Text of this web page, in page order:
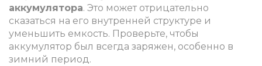
аккумулятора. Это может отрицательно
сказаться на его внутренней структуре и
уменьшить емкость. Проверьте, чтобы
аккумулятор был всегда заряжен, особенно в
зимний период.